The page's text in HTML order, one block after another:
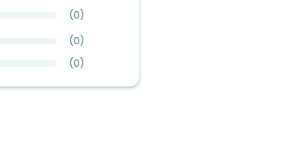
(0)
(0)
(0)